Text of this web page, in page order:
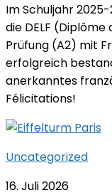
Im Schuljahr
die DELF
Prüfung (A2) mit
erfolgreich
anerkanntes
Félicitations!
Uncategorized
16. Juli 2026